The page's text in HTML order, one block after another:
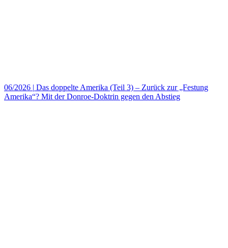
06/2026 | Das doppelte Amerika (Teil 3) – Zurück zur „Festung
Amerika“? Mit der Donroe-Doktrin gegen den Abstieg